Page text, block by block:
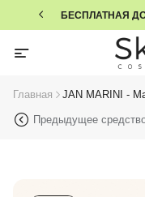
БЕСПЛАТНАЯ
Главная JAN MARINI -
Предыдущее